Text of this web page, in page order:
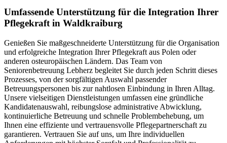
Umfassende Unterstützung für die Integration Ihrer
Pflegekraft in Waldkraiburg
Genießen Sie maßgeschneiderte Unterstützung für die Organisation
und erfolgreiche Integration Ihrer Pflegekraft aus Polen oder
anderen osteuropäischen Ländern. Das Team von
Seniorenbetreuung Lebherz begleitet Sie durch jeden Schritt dieses
Prozesses, von der sorgfältigen Auswahl passender
Betreuungspersonen bis zur nahtlosen Einbindung in Ihren Alltag.
Unsere vielseitigen Dienstleistungen umfassen eine gründliche
Kandidatenauswahl, reibungslose administrative Abwicklung,
kontinuierliche Betreuung und schnelle Problembehebung, um
Ihnen eine effiziente und vertrauensvolle Pflegepartnerschaft zu
garantieren. Vertrauen Sie auf uns, um Ihre individuellen